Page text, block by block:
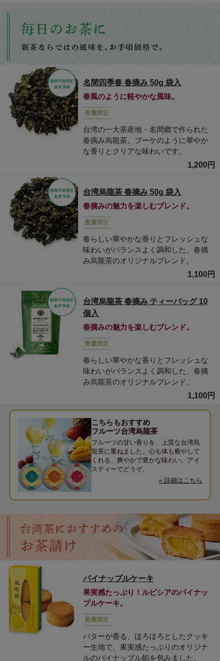
名間四季春 春摘み 50g 袋入
春風のように軽やかな風味。
数量限定
台湾の一大茶産地・名間郷で作られた
春摘み烏龍茶。ブーケのように華やか
な香りとクリアな味わいです。
1,200円
台湾烏龍茶 春摘み 50g 袋入
春摘みの魅力を楽しむブレンド。
数量限定
春らしい華やかな香りとフレッシュな
味わいがバランスよく調和した、春摘
み烏龍茶のオリジナルブレンド。
1,100円
台湾烏龍茶 春摘み ティーバッグ 10
個入
春摘みの魅力を楽しむブレンド。
数量限定
春らしい華やかな香りとフレッシュな
味わいがバランスよく調和した、春摘
み烏龍茶のオリジナルブレンド。
1,100円
こちらもおすすめ
フルーツ台湾烏龍茶
フルーツの甘い香りを、上質な台湾烏
龍茶に重ねました。心も体も癒やして
くれる、爽やかで豊かな味わい。アイ
スティーでどうぞ。
» 詳細はこちら
パイナップルケーキ
果実感たっぷり！ルピシアのパイナッ
プルケーキ。
数量限定
バターが香る、ほろほろとしたクッキ
ー生地で、果実感たっぷりのオリジナ
ルのパイナップル餡を包みました。